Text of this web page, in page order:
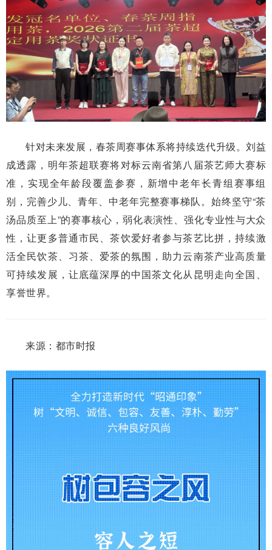
针对未来发展，春茶周赛事体系将持续迭代升级。刘益
成透露，明年茶超联赛将对标云南省第八届茶艺师大赛标
准，实现全年龄段覆盖参赛，新增中老年长青组赛事组
别，完善少儿、青年、中老年完整赛事梯队。始终坚守“茶
汤品质至上”的赛事核心，弱化表演性、强化专业性与大众
性，让更多普通市民、茶饮爱好者参与茶艺比拼，持续激
活全民饮茶、习茶、爱茶的氛围，助力云南茶产业高质量
可持续发展，让底蕴深厚的中国茶文化从昆明走向全国、
享誉世界。
来源：都市时报